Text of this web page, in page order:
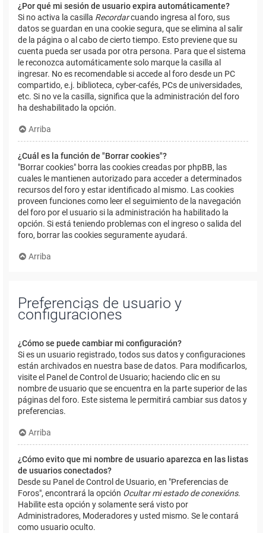
¿Por qué mi sesión de usuario expira automáticamente?
Si no activa la casilla Recordarcuando ingresa al foro, sus
datos se guardan en una cookie segura, que se elimina al salir
de la página o al cabo de cierto tiempo. Esto previene que su
cuenta pueda ser usada por otra persona. Para que el sistema
le reconozca automáticamente solo marque la casilla al
ingresar. No es recomendable si accede al foro desde un PC
compartido, e.j. biblioteca, cyber-cafés, PCs de universidades,
etc. Si no ve la casilla, significa que la administración del foro
ha deshabilitado la opción.
Arriba
¿Cuál es la función de "Borrar cookies"?
"Borrar cookies" borra las cookies creadas por phpBB, las
cuales le mantienen autorizado para acceder a determinados
recursos del foro y estar identificado al mismo. Las cookies
proveen funciones como leer el seguimiento de la navegación
del foro por el usuario si la administración ha habilitado la
opción. Si está teniendo problemas con el ingreso o salida del
foro, borrar las cookies seguramente ayudará.
Arriba
Preferencias de usuario y
configuraciones
¿Cómo se puede cambiar mi configuración?
Si es un usuario registrado, todos sus datos y configuraciones
están archivados en nuestra base de datos. Para modificarlos,
visite el Panel de Control de Usuario; haciendo clic en su
nombre de usuario que se encuentra en la parte superior de las
páginas del foro. Este sistema le permitirá cambiar sus datos y
preferencias.
Arriba
¿Cómo evito que mi nombre de usuario aparezca en las listas
de usuarios conectados?
Desde su Panel de Control de Usuario, en "Preferencias de
Foros", encontrará la opción Ocultar mi estado de conexións.
Habilite esta opción y solamente será visto por
Administradores, Moderadores y usted mismo. Se le contará
como usuario oculto.